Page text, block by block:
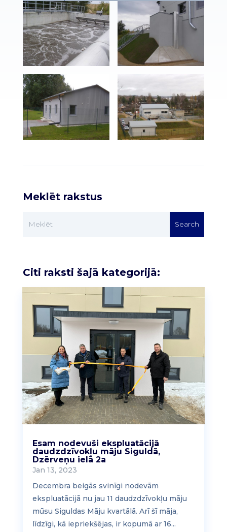
Meklēt rakstus
Citi raksti šajā kategorijā:
Esam nodevuši ekspluatācijā
daudzdzīvokļu māju Siguldā,
Dzērveņu ielā 2a
Jan 13, 2023
Decembra beigās svinīgi nodevām
ekspluatācijā nu jau 11 daudzdzīvokļu māju
mūsu Siguldas Māju kvartālā. Arī šī māja,
līdzīgi, kā iepriekšējas, ir kopumā ar 16...